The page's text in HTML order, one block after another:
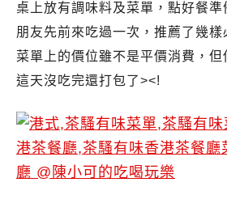
桌上放有調味料及菜單，點好餐準
朋友先前來吃過一次，推薦了幾樣
菜單上的價位雖不是平價消費，但
這天沒吃完還打包了><!